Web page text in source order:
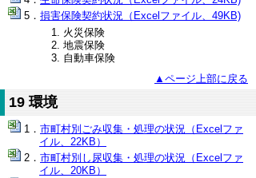
損害保険契約状況（Excelファイル、49KB)
火災保険
地震保険
自動車保険
▲ページ上部に戻る
19 環境
市町村別ごみ収集・処理の状況（Excelファ
イル、22KB）
市町村別し尿収集・処理の状況（Excelファ
イル、20KB）